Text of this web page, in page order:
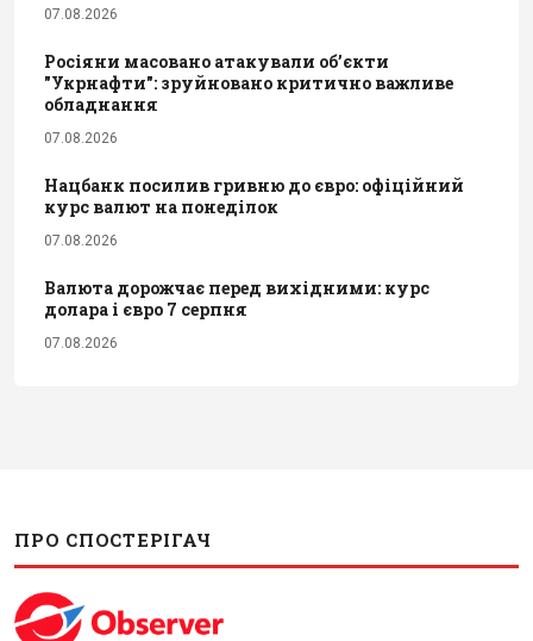
07.08.2026
Росіяни масовано атакували обʼєкти
"Укрнафти": зруйновано критично важливе
обладнання
07.08.2026
Нацбанк посилив гривню до євро: офіційний
курс валют на понеділок
07.08.2026
Валюта дорожчає перед вихідними: курс
долара і євро 7 серпня
07.08.2026
ПРО СПОСТЕРІГАЧ